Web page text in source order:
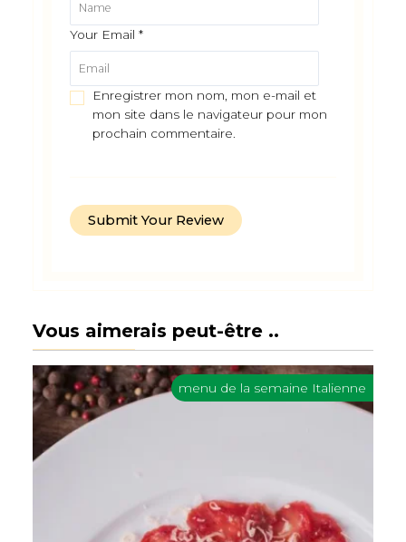
Your Email*
Enregistrer mon nom, mon e-mail et
mon site dans le navigateur pour mon
prochain commentaire.
Vous aimerais peut-être ..
menu de la semaine Italienne